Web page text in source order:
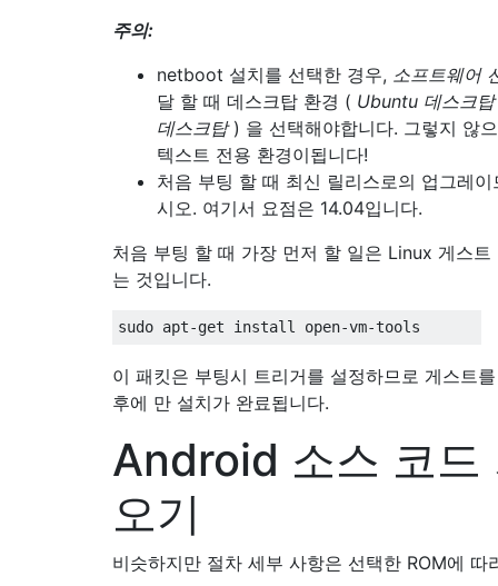
주의:
netboot 설치를 선택한 경우, 소프트웨어
달 할 때 데스크탑 환경 ( Ubuntu 데스크탑
데스크탑) 을 선택해야합니다. 그렇지 않
텍스트 전용 환경이됩니다!
처음 부팅 할 때 최신 릴리스로의 업그레
시오. 여기서 요점은 14.04입니다.
처음 부팅 할 때 가장 먼저 할 일은 Linux 게스트
는 것입니다.
이 패킷은 부팅시 트리거를 설정하므로 게스트
후에 만 ​​설치가 완료됩니다.
Android 소스 코드
오기
비슷하지만 절차 세부 사항은 선택한 ROM에 따